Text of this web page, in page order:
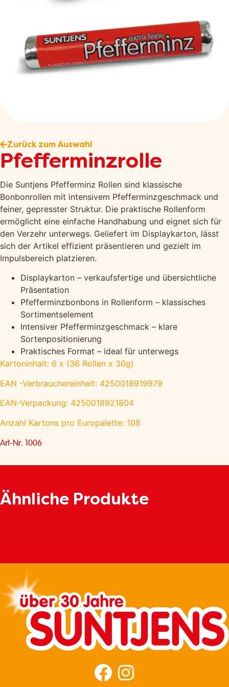
Zurück zum Auswahl
Pfefferminzrolle
Die Suntjens Pfefferminz Rollen sind klassische
Bonbonrollen mit intensivem Pfefferminzgeschmack und
feiner, gepresster Struktur. Die praktische Rollenform
ermöglicht eine einfache Handhabung und eignet sich für
den Verzehr unterwegs. Geliefert im Displaykarton, lässt
sich der Artikel effizient präsentieren und gezielt im
Impulsbereich platzieren.
Displaykarton – verkaufsfertige und übersichtliche
Präsentation
Pfefferminzbonbons in Rollenform – klassisches
Sortimentselement
Intensiver Pfefferminzgeschmack – klare
Sortenpositionierung
Praktisches Format – ideal für unterwegs
Kartoninhalt: 6 x (36 Rollen x 30g)
EAN -Verbrauchereinheit: 4250018919979
EAN-Verpackung: 4250018921804
Anzahl Kartons pro Europalette: 108
Art-Nr. 1006
Ähnliche Produkte